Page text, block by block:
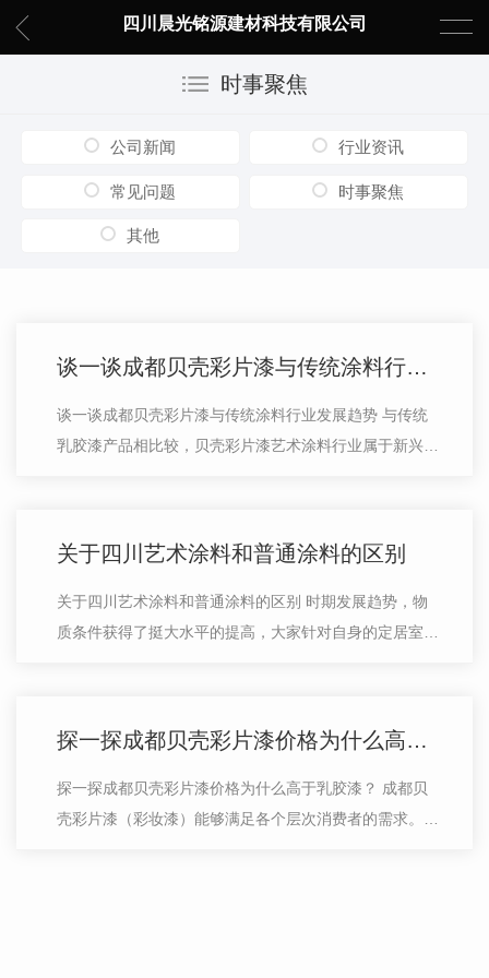
四川晨光铭源建材科技有限公司
时事聚焦
公司新闻 行业资讯
常见问题 时事聚焦
其他
谈一谈成都贝壳彩片漆与传统涂料行业发展趋势
谈一谈成都贝壳彩片漆与传统涂料行业发展趋势 与传统
乳胶漆产品相比较，贝壳彩片漆艺术涂料行业属于新兴行
关于四川艺术涂料和普通涂料的区别
关于四川艺术涂料和普通涂料的区别 时期发展趋势，物
质条件获得了挺大水平的提高，大家针对自身的定居室内
探一探成都贝壳彩片漆价格为什么高于乳胶漆？
探一探成都贝壳彩片漆价格为什么高于乳胶漆？ 成都贝
壳彩片漆（彩妆漆）能够满足各个层次消费者的需求。其